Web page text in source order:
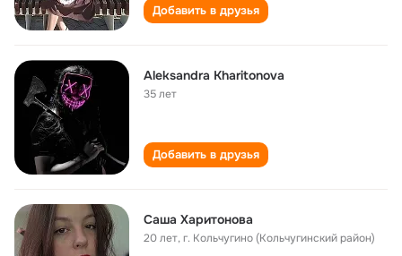
Добавить в друзья
Aleksandra Kharitonova
35 лет
Добавить в друзья
Саша Харитонова
20 лет,г. Кольчугино (Кольчугинский район)